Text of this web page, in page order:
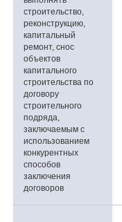
строительство,
реконструкцию,
капитальный
ремонт, снос
объектов
капитального
строительства по
договору
строительного
подряда,
заключаемым с
использованием
конкурентных
способов
заключения
договоров